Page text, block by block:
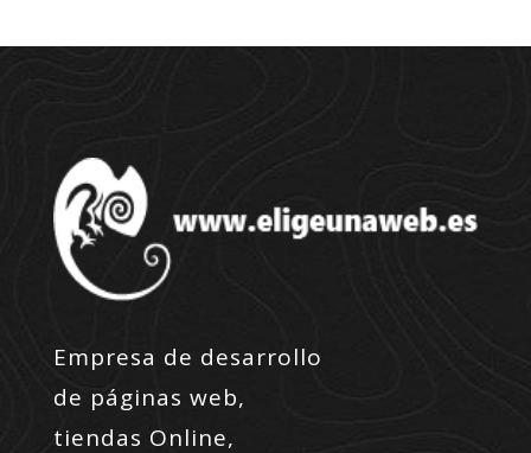
Empresa de desarrollo
de páginas web,
tiendas Online,